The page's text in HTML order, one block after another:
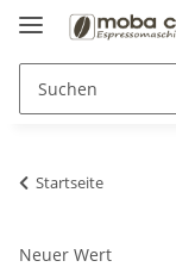
Startseite
Neuer Wert